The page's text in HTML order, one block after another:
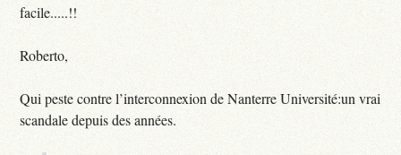
facile.....!!
Roberto,
Qui peste contre l’interconnexion de Nanterre Université:un vrai
scandale depuis des années.